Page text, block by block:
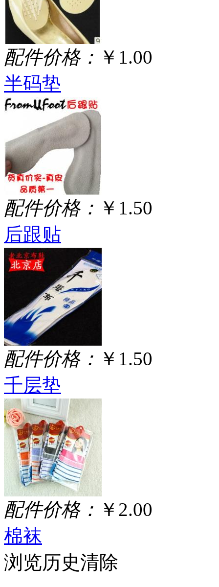
配件价格： ￥1.00
半码垫
配件价格： ￥1.50
后跟贴
配件价格： ￥1.50
千层垫
配件价格： ￥2.00
棉袜
浏览历史清除